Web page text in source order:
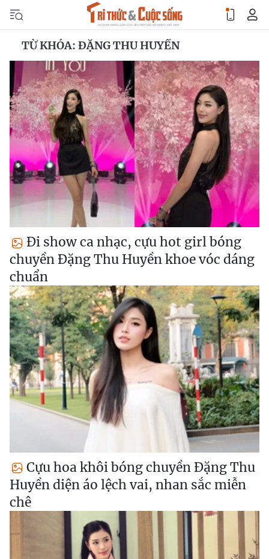
TỪ KHÓA: ĐẶNG THU HUYỀN
Đi show ca nhạc, cựu hot girl bóng
chuyền Đặng Thu Huyền khoe vóc dáng
chuẩn
Cựu hoa khôi bóng chuyền Đặng Thu
Huyền diện áo lệch vai, nhan sắc miễn
chê